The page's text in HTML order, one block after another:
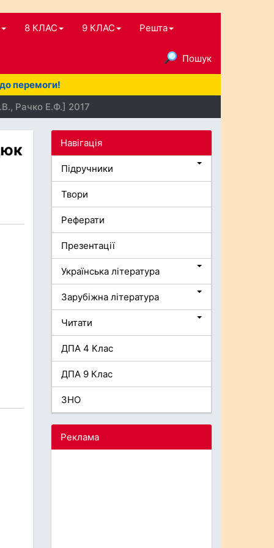
8 КЛАС 9 КЛАС Решта
Пошук
перемоги!
Рачко Е.Ф.] 2017
Навігація
Підручники
Твори
Реферати
Презентації
Українська література
Зарубіжна література
Читати
ДПА 4 Клас
ДПА 9 Клас
ЗНО
Реклама